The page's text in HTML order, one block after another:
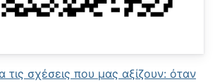
τις σχέσεις που μας αξίζουν: όταν